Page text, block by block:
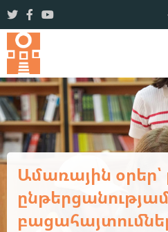
Ամառային օրեր՝